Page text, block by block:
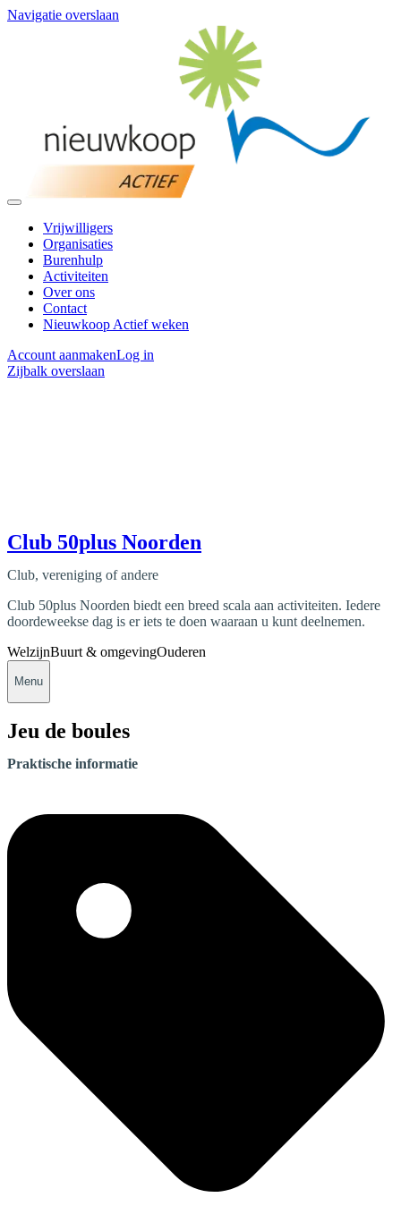
Navigatie overslaan
Vrijwilligers
Organisaties
Burenhulp
Activiteiten
Over ons
Contact
Nieuwkoop Actief weken
Account aanmakenLog in
Zijbalk overslaan
Club 50plus Noorden
Club, vereniging of andere
Club 50plus Noorden biedt een breed scala aan activiteiten. Iedere
doordeweekse dag is er iets te doen waaraan u kunt deelnemen.
WelzijnBuurt & omgevingOuderen
Menu
Jeu de boules
Praktische informatie